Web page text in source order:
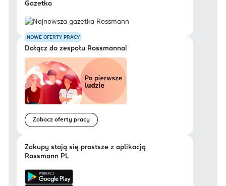
Gazetka
NOWE OFERTY PRACY
Dołącz do zespołu Rossmanna!
Zobacz oferty pracy
Zakupy stają się prostsze z aplikacją
Rossmann PL